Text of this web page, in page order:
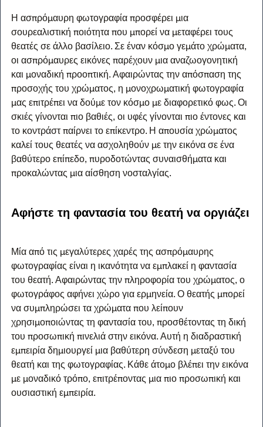
Η ασπρόμαυρη φωτογραφία προσφέρει μια
σουρεαλιστική ποιότητα που μπορεί να μεταφέρει τους
θεατές σε άλλο βασίλειο. Σε έναν κόσμο γεμάτο χρώματα,
οι ασπρόμαυρες εικόνες παρέχουν μια αναζωογονητική
και μοναδική προοπτική. Αφαιρώντας την απόσπαση της
προσοχής του χρώματος, η μονοχρωματική φωτογραφία
μας επιτρέπει να δούμε τον κόσμο με διαφορετικό φως. Οι
σκιές γίνονται πιο βαθιές, οι υφές γίνονται πιο έντονες και
το κοντράστ παίρνει το επίκεντρο. Η απουσία χρώματος
καλεί τους θεατές να ασχοληθούν με την εικόνα σε ένα
βαθύτερο επίπεδο, πυροδοτώντας συναισθήματα και
προκαλώντας μια αίσθηση νοσταλγίας.
Αφήστε τη φαντασία του θεατή να οργιάζει
Μία από τις μεγαλύτερες χαρές της ασπρόμαυρης
φωτογραφίας είναι η ικανότητα να εμπλακεί η φαντασία
του θεατή. Αφαιρώντας την πληροφορία του χρώματος, ο
φωτογράφος αφήνει χώρο για ερμηνεία. Ο θεατής μπορεί
να συμπληρώσει τα χρώματα που λείπουν
χρησιμοποιώντας τη φαντασία του, προσθέτοντας τη δική
του προσωπική πινελιά στην εικόνα. Αυτή η διαδραστική
εμπειρία δημιουργεί μια βαθύτερη σύνδεση μεταξύ του
θεατή και της φωτογραφίας. Κάθε άτομο βλέπει την εικόνα
με μοναδικό τρόπο, επιτρέποντας μια πιο προσωπική και
ουσιαστική εμπειρία.